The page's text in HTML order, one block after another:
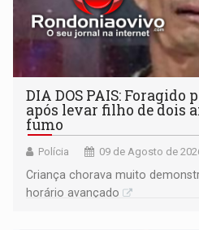
DIA DOS PAIS: Foragido
após levar filho de dois
fumo
Polícia 09 de Agosto de
Criança chorava muito
horário avançado